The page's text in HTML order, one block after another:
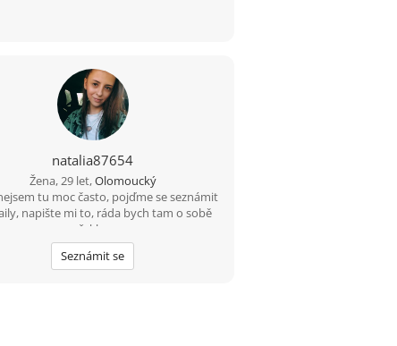
natalia87654
Žena, 29 let,Olomoucký
tu moc často, pojďme se seznámit
napište mi to, ráda bych tam o sobě
řekla.
Seznámit se